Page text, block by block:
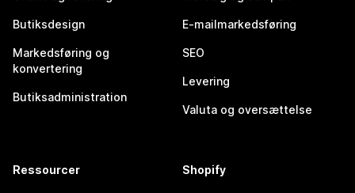
Butiksdesign
Markedsføring og
konvertering
Butiksadministration
E-mailmarkedsføring
SEO
Levering
Valuta og oversættelse
Ressourcer Shopify